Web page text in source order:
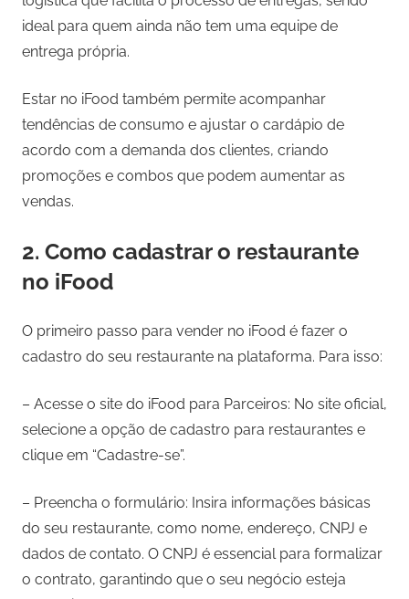
ideal para quem ainda não tem uma equipe de
entrega própria.
Estar no iFood também permite acompanhar
tendências de consumo e ajustar o cardápio de
acordo com a demanda dos clientes, criando
promoções e combos que podem aumentar as
vendas.
2. Como cadastrar o restaurante
no iFood
O primeiro passo para vender no iFood é fazer o
cadastro do seu restaurante na plataforma. Para isso:
– Acesse o site do iFood para Parceiros: No site oficial,
selecione a opção de cadastro para restaurantes e
clique em “Cadastre-se”.
– Preencha o formulário: Insira informações básicas
do seu restaurante, como nome, endereço, CNPJ e
dados de contato. O CNPJ é essencial para formalizar
o contrato, garantindo que o seu negócio esteja